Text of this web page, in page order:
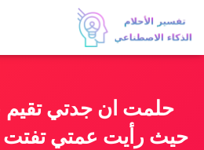
حلمت ان جدتي تقيم
حيث رأيت عمتي تفتت